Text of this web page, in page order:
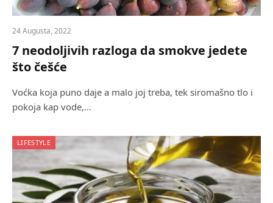
24 Augusta, 2022
7 neodoljivih razloga da smokve jedete
što češće
Voćka koja puno daje a malo joj treba, tek siromašno tlo i
pokoja kap vode,…
LIFESTYLE